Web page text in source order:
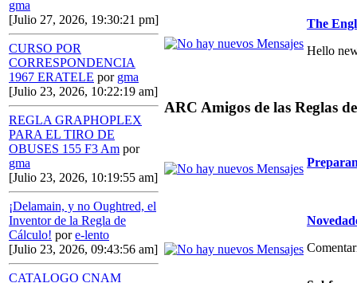
gma
[Julio 27, 2026, 19:30:21 pm]
CURSO POR
CORRESPONDENCIA
1967 ERATELE por gma
[Julio 23, 2026, 10:22:19 am]
REGLA GRAPHOPLEX
PARA EL TIRO DE
OBUSES 155 F3 Am por
gma
[Julio 23, 2026, 10:19:55 am]
¡Delamain, y no Oughtred, el
Inventor de la Regla de
Cálculo! pore-lento
[Julio 23, 2026, 09:43:56 am]
CATALOGO CNAM
The
Hello
ARC Amigos de las Reglas